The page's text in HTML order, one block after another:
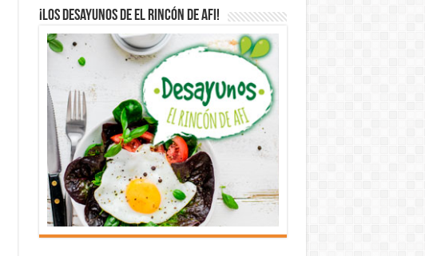
¡Los desayunos de El Rincón de Afi!